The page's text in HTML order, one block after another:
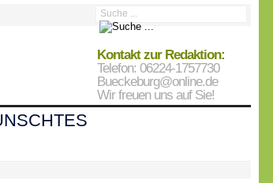
Kontakt zur Redaktion:
Telefon: 06224-1757730
Bueckeburg@online.de
Wir freuen uns auf Sie!